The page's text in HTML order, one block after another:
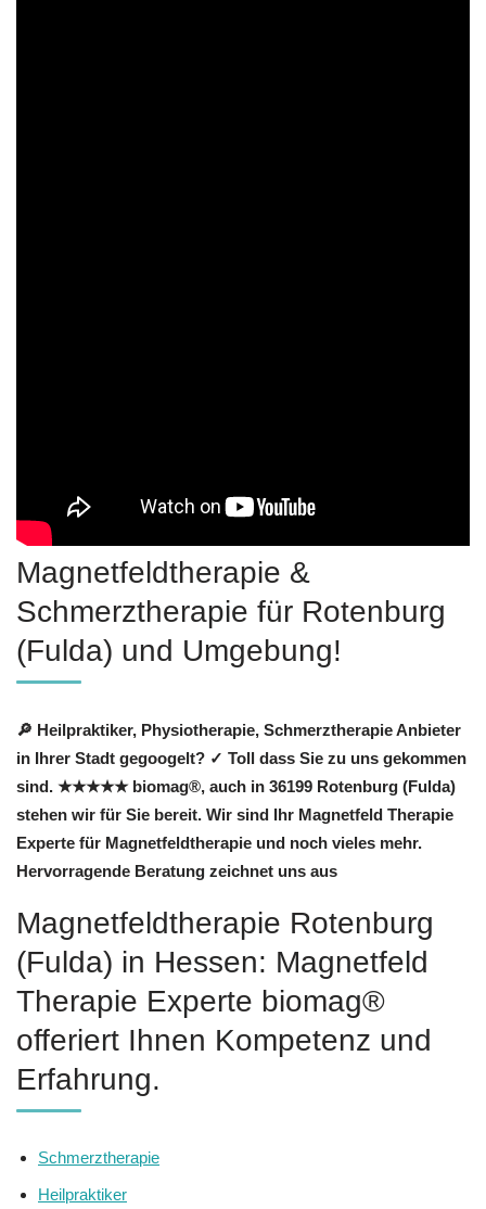
Magnetfeldtherapie &
Schmerztherapie für Rotenburg
(Fulda) und Umgebung!
🔎 Heilpraktiker, Physiotherapie, Schmerztherapie Anbieter
in Ihrer Stadt gegoogelt? ✓ Toll dass Sie zu uns gekommen
sind. ★★★★★ biomag®, auch in 36199 Rotenburg (Fulda)
stehen wir für Sie bereit. Wir sind Ihr Magnetfeld Therapie
Experte für Magnetfeldtherapie und noch vieles mehr.
Hervorragende Beratung zeichnet uns aus
Magnetfeldtherapie Rotenburg
(Fulda) in Hessen: Magnetfeld
Therapie Experte biomag®
offeriert Ihnen Kompetenz und
Erfahrung.
Schmerztherapie
Heilpraktiker